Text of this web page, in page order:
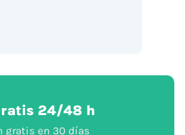
24/48 h
gratis en 30 días